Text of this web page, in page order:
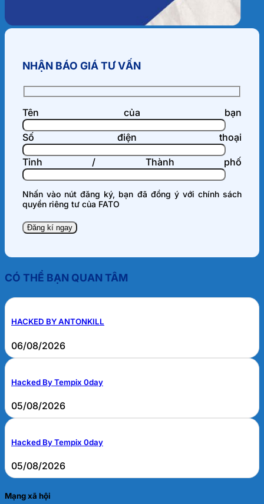
NHẬN BÁO GIÁ TƯ VẤN
Tên của bạn
Số điện thoại
Tỉnh / Thành phố
Nhấn vào nút đăng ký, bạn đã đồng ý với chính sách
quyền riêng tư của FATO
CÓ THỂ BẠN QUAN TÂM
HACKED BY ANTONKILL
06/08/2026
Hacked By Tempix 0day
05/08/2026
Hacked By Tempix 0day
05/08/2026
Mạng xã hội